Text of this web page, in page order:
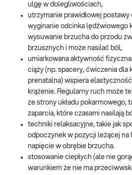
ulgę w dolegliwościach,
utrzymanie prawidłowej postawy
wyginanie odcinka lędźwiowego
wysuwanie brzucha do przodu
brzusznych i może nasilać ból,
umiarkowana aktywność
ciąży (np. spacery, ćwiczenia dla
prenatalna) wspiera
krążenie. Regularny ruch może
ze strony układu pokarmowego,
zaparcia, które czasami nasilają
techniki relaksacyjne, takie jak
odpoczynek w pozycji leżącej na
napięcie w obrębie brzucha.
stosowanie ciepłych (ale nie
warunkiem że nie ma